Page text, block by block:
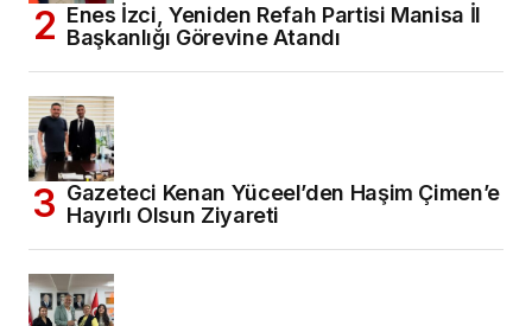
Enes İzci, Yeniden Refah Partisi Manisa İl
Başkanlığı Görevine Atandı
Gazeteci Kenan Yüceel’den Haşim Çimen’e
Hayırlı Olsun Ziyareti